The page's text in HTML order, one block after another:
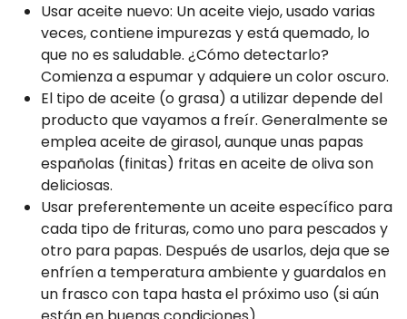
Usar aceite nuevo: Un aceite viejo, usado varias
veces, contiene impurezas y está quemado, lo
que no es saludable. ¿Cómo detectarlo?
Comienza a espumar y adquiere un color oscuro.
El tipo de aceite (o grasa) a utilizar depende del
producto que vayamos a freír. Generalmente se
emplea aceite de girasol, aunque unas papas
españolas (finitas) fritas en aceite de oliva son
deliciosas.
Usar preferentemente un aceite específico para
cada tipo de frituras, como uno para pescados y
otro para papas. Después de usarlos, deja que se
enfríen a temperatura ambiente y guardalos en
un frasco con tapa hasta el próximo uso (si aún